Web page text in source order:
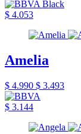
$ 4.053
Amelia
$ 4.990 $ 3.493
$ 3.144